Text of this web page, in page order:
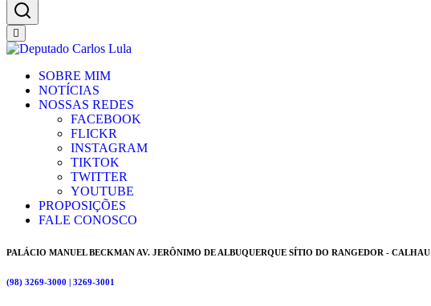
SOBRE MIM
NOTÍCIAS
NOSSAS REDES
FACEBOOK
FLICKR
INSTAGRAM
TIKTOK
TWITTER
YOUTUBE
PROPOSIÇÕES
FALE CONOSCO
PALÁCIO MANUEL BECKMAN AV. JERÔNIMO DE ALBUQUERQUE SÍTIO DO RANGEDOR - CALHAU
(98) 3269-3000 | 3269-3001